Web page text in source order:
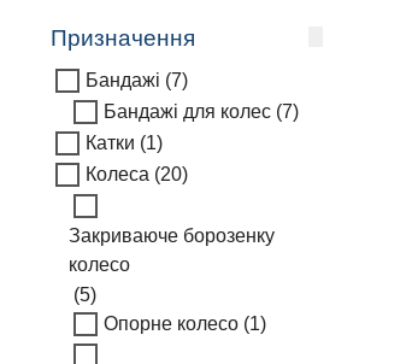
Призначення
Бандажі (7)
Бандажі для колес(7)
Катки (1)
Колеса (20)
Закриваюче борозенку
колесо
(5)
Опорне колесо(1)